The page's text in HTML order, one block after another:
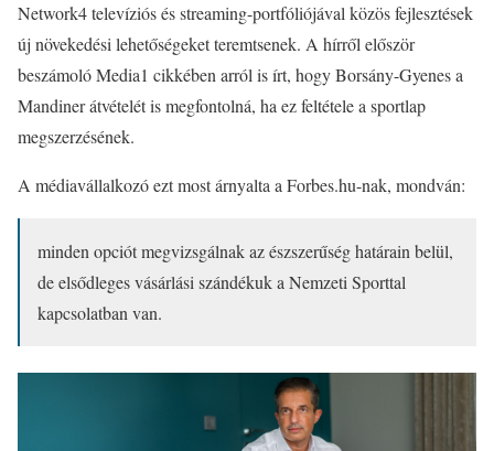
Network4 televíziós és streaming-portfóliójával közös fejlesztések
új növekedési lehetőségeket teremtsenek. A hírről először
beszámoló Media1 cikkében arról is írt, hogy Borsány-Gyenes a
Mandiner átvételét is megfontolná, ha ez feltétele a sportlap
megszerzésének.
A médiavállalkozó ezt most árnyalta a Forbes.hu-nak, mondván:
minden opciót megvizsgálnak az észszerűség határain belül,
de elsődleges vásárlási szándékuk a Nemzeti Sporttal
kapcsolatban van.